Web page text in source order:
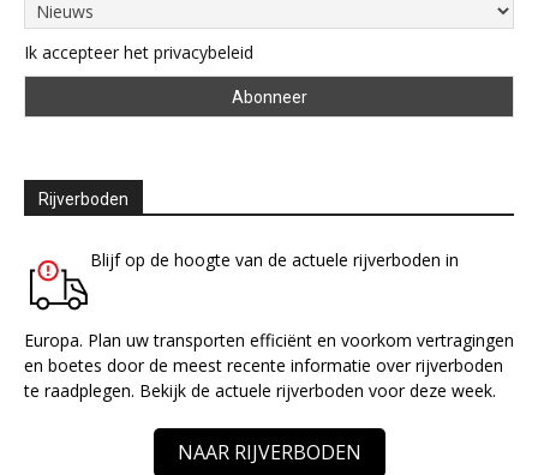
Ik accepteer het privacybeleid
Rijverboden
Blijf op de hoogte van de actuele rijverboden in
Europa. Plan uw transporten efficiënt en voorkom vertragingen
en boetes door de meest recente informatie over rijverboden
te raadplegen. Bekijk de actuele rijverboden voor deze week.
NAAR RIJVERBODEN